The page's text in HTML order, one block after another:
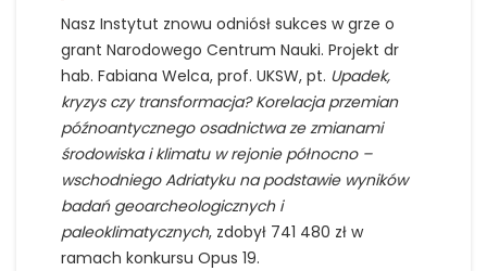
Nasz Instytut znowu odniósł sukces w grze o
grant Narodowego Centrum Nauki. Projekt dr
hab. Fabiana Welca, prof. UKSW, pt. Upadek,
kryzys czy transformacja? Korelacja przemian
późnoantycznego osadnictwa ze zmianami
środowiska i klimatu w rejonie północno –
wschodniego Adriatyku na podstawie wyników
badań geoarcheologicznych i
paleoklimatycznych, zdobył 741 480 zł w
ramach konkursu Opus 19.